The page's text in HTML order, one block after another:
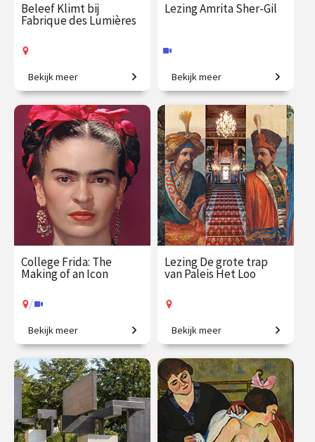
Beleef Klimt bij
Fabrique des Lumières
Klimt zoals je hem nog nooit
zag.
€ 29.50
vanaf 17
aug.
Op locatie
Bekijk meer
Lezing Amrita Sher-Gil
‘Europa is van Picasso, India
is van mij.’
€ 19.50
vanaf 17
sep.
Online
Bekijk meer
College Frida: The
Making of an Icon
/
Het levensverhaal achter
een wereldberoemd
gezicht.
€ 35.00
vanaf 3
sep.
/ Op locatie of online
Bekijk meer
Lezing De grote trap
van Paleis Het Loo
Een eeuwenoude trap vol
verhalen.
€ 19.50
vanaf 16
aug.
Op locatie
Bekijk meer